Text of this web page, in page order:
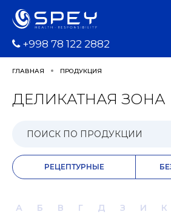
+998 78 122 2882
ГЛАВНАЯ ПРОДУКЦИЯ
ДЕЛИКАТНАЯ ЗОНА
РЕЦЕПТУРНЫЕ
А Б В Г Д З И К